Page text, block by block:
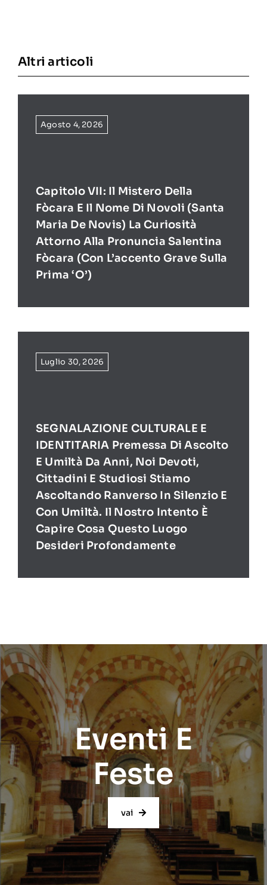
Altri articoli
Agosto 4, 2026
Capitolo VII: Il Mistero Della
Fòcara E Il Nome Di Novoli (Santa
Maria De Novis) La Curiosità
Attorno Alla Pronuncia Salentina
Fòcara (con L’accento Grave Sulla
Prima ‘O’)
Luglio 30, 2026
SEGNALAZIONE CULTURALE E
IDENTITARIA Premessa Di Ascolto
E Umiltà Da Anni, Noi Devoti,
Cittadini E Studiosi Stiamo
Ascoltando Ranverso In Silenzio E
Con Umiltà. Il Nostro Intento È
Capire Cosa Questo Luogo
Desideri Profondamente
Eventi E
Feste
vai